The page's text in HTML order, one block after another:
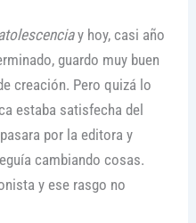
y hoy, casi año
guardo muy buen
creación. Pero quizá lo
estaba satisfecha del
por la editora y
cambiando cosas.
y ese rasgo no